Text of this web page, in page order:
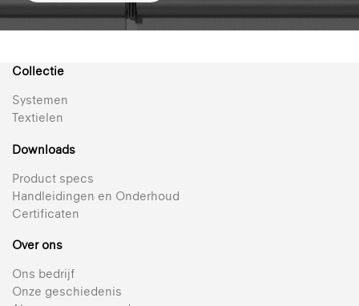
Collectie
Systemen
Textielen
Downloads
Product specs
Handleidingen en Onderhoud
Certificaten
Over ons
Ons bedrijf
Onze geschiedenis